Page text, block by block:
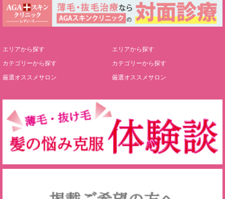
エリアから探す
カテゴリーから探す
厳選オススメサロン
エリアから探す
カテゴリーから探す
厳選オススメサロン